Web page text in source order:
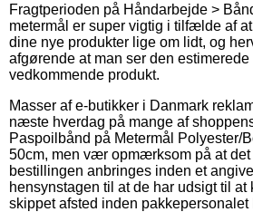
Fragtperioden på Håndarbejde >
metermål er super vigtig i tilfælde af
dine nye produkter lige om lidt, og
afgørende at man ser den
vedkommende produkt.
Masser af e-butikker i Danmark
næste hverdag på mange af
Paspoilbånd på Metermål Polyester/
50cm, men vær opmærksom på at
bestillingen anbringes inden et
hensynstagen til at de har udsigt til at
skippet afsted inden pakkepersonalet